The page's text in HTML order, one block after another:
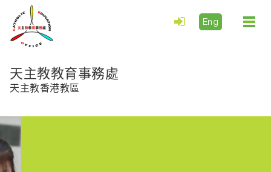
Eng
天主教教育事務處
天主教香港教區